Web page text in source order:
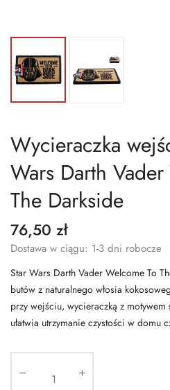
Wycieraczka
Wars Darth
The Darkside
76,50 zł
Dostawa w ciągu: 1-3 dni robocze
Star Wars Darth Vader Welcome To
butów z naturalnego włosia
przy wejściu, wycieraczką z
ułatwia utrzymanie czystości w domu